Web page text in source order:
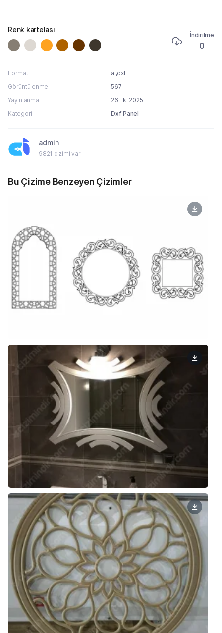
Renk kartelası
İndirilme
0
Format
ai,dxf
Görüntülenme
567
Yayınlanma
26 Eki 2025
Kategori
Dxf Panel
admin
9821 çizimi var
Bu Çizime Benzeyen Çizimler